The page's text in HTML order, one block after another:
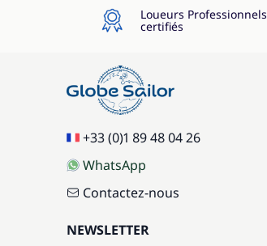
Loueurs Professionnels
certifiés
+33 (0)1 89 48 04 26
WhatsApp
Contactez-nous
NEWSLETTER